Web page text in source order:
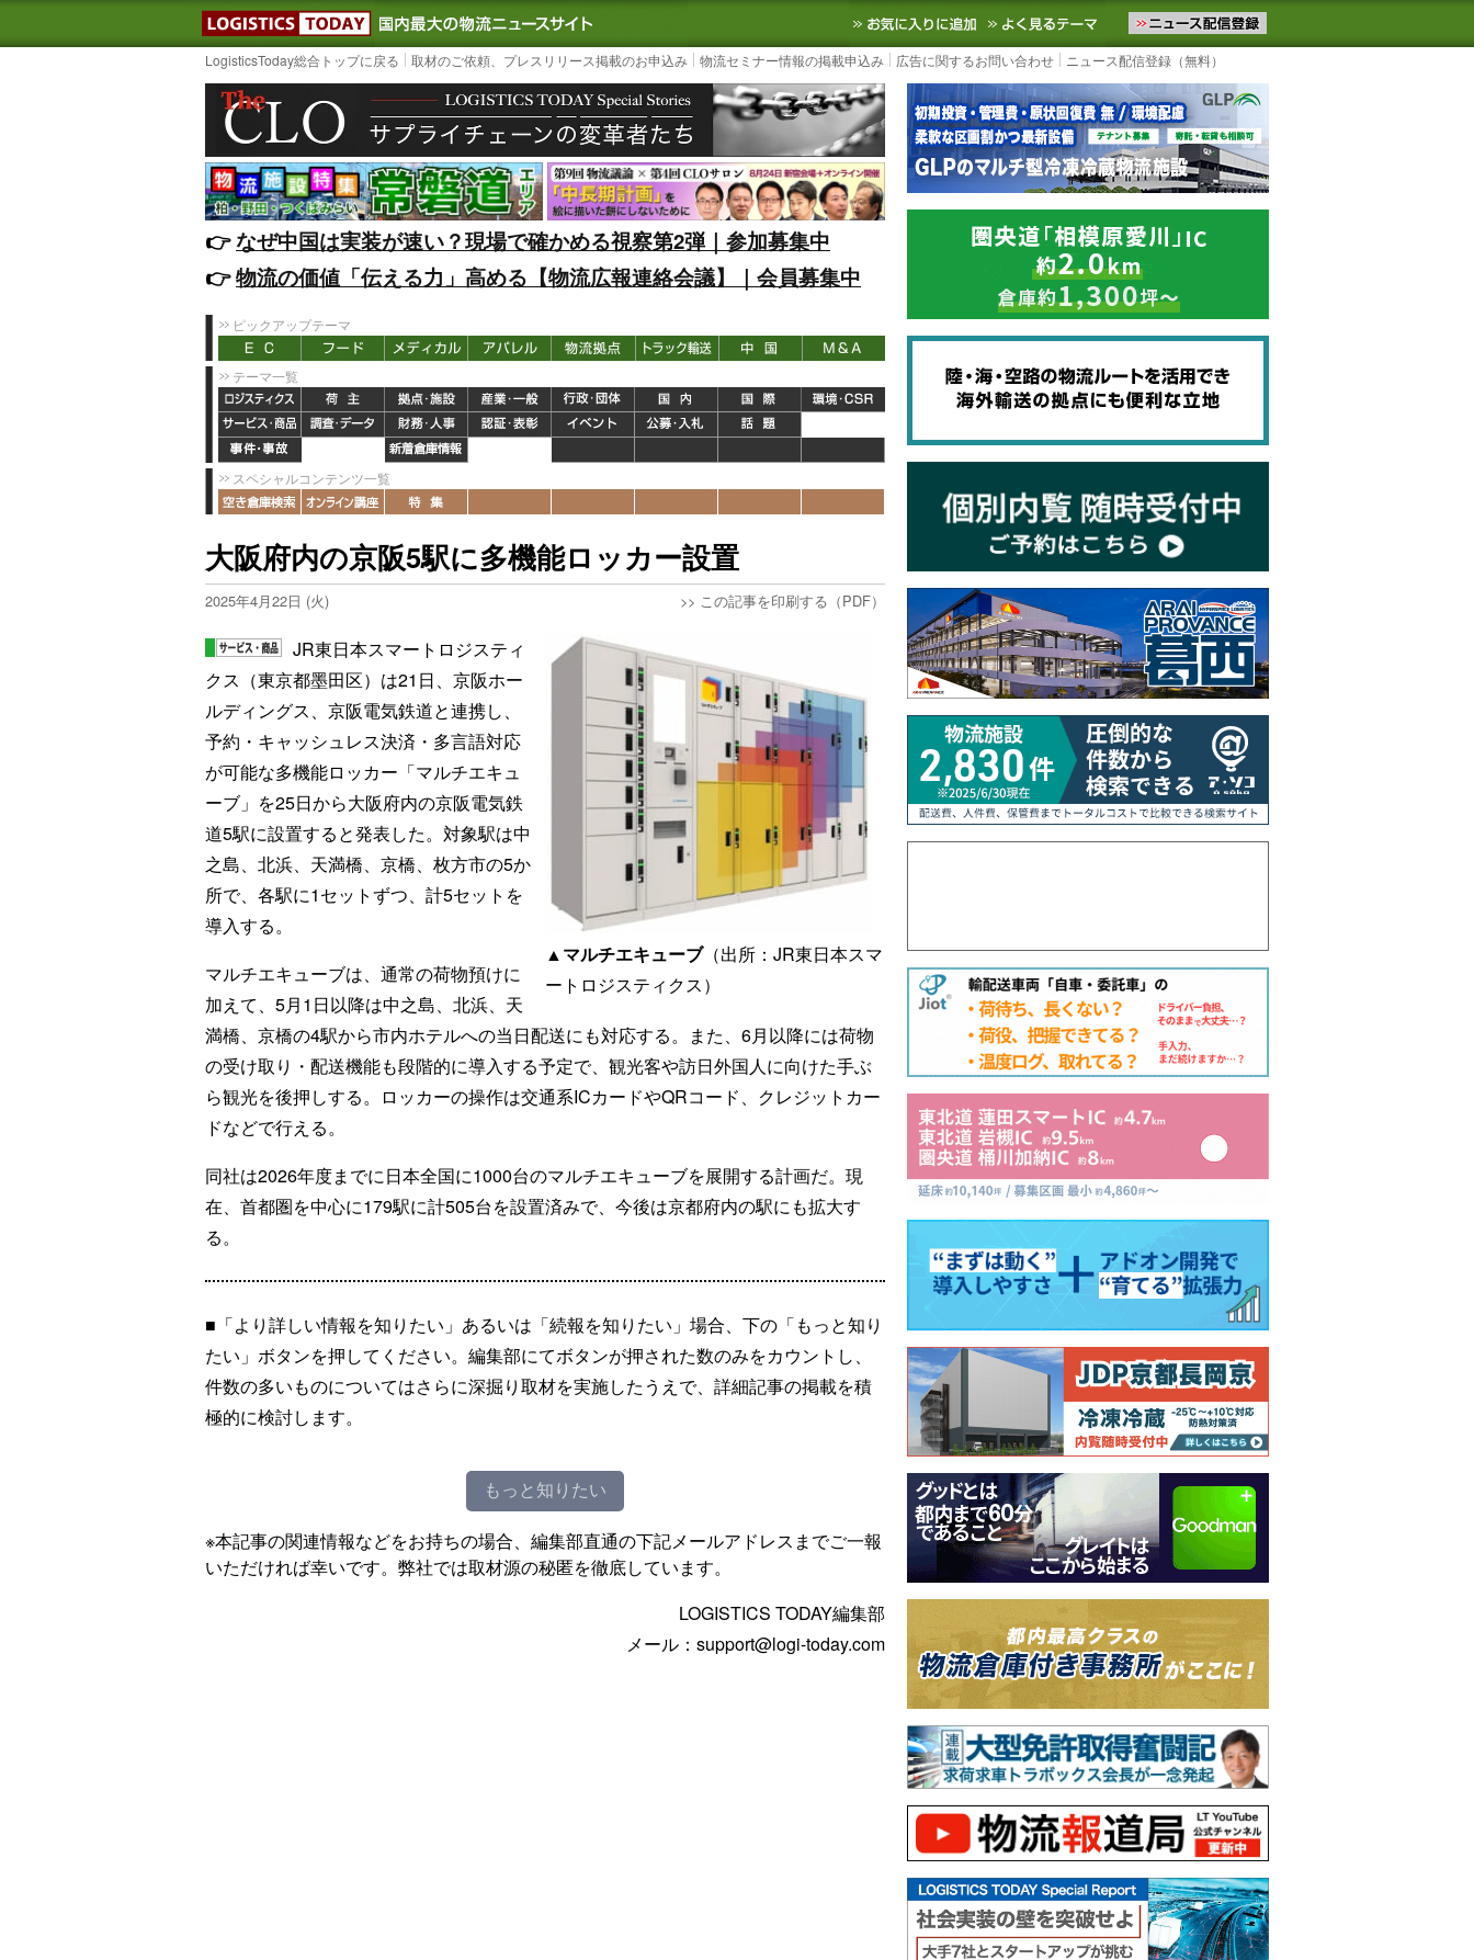
LOGISTICS TODAY｜国内最大の物流ニュースサイト3PL, SCMなど国内外の最新の物流ニュースをお届けします。物流ニュースメール配信を登録す
お気に入りに追加 よく見るテーマ
LogisticsToday総合トップに戻る 取材のご依頼、プレスリリース掲載のお申込み 物流セミナー情報の掲載申込み 広告に関するお問い合わせ ニュース配信登録（無料）
👉️なぜ中国は実装が速い？現場で確かめる視察第2弾｜参加募集中
👉️物流の価値「伝える力」高める【物流広報連絡会議】｜会員募集中
ピックアップテーマ
テーマ一覧
スペシャルコンテンツ一覧
大阪府内の京阪5駅に多機能ロッカー設置
2025年4月22日 (火) >> この記事を印刷する（PDF）
▲マルチエキューブ（出所：JR東日本スマ
ートロジスティクス）
JR東日本スマートロジスティ
クス（東京都墨田区）は21日、京阪ホー
ルディングス、京阪電気鉄道と連携し、
予約・キャッシュレス決済・多言語対応
が可能な多機能ロッカー「マルチエキュ
ーブ」を25日から大阪府内の京阪電気鉄
道5駅に設置すると発表した。対象駅は中
之島、北浜、天満橋、京橋、枚方市の5か
所で、各駅に1セットずつ、計5セットを
導入する。
マルチエキューブは、通常の荷物預けに
加えて、5月1日以降は中之島、北浜、天
満橋、京橋の4駅から市内ホテルへの当日配送にも対応する。また、6月以降には荷物
の受け取り・配送機能も段階的に導入する予定で、観光客や訪日外国人に向けた手ぶ
ら観光を後押しする。ロッカーの操作は交通系ICカードやQRコード、クレジットカー
ドなどで行える。
同社は2026年度までに日本全国に1000台のマルチエキューブを展開する計画だ。現
在、首都圏を中心に179駅に計505台を設置済みで、今後は京都府内の駅にも拡大す
る。
■「より詳しい情報を知りたい」あるいは「続報を知りたい」場合、下の「もっと知り
たい」ボタンを押してください。編集部にてボタンが押された数のみをカウントし、
件数の多いものについてはさらに深掘り取材を実施したうえで、詳細記事の掲載を積
極的に検討します。
もっと知りたい
※本記事の関連情報などをお持ちの場合、編集部直通の下記メールアドレスまでご一報
いただければ幸いです。弊社では取材源の秘匿を徹底しています。
LOGISTICS TODAY編集部
メール：support@logi-today.com